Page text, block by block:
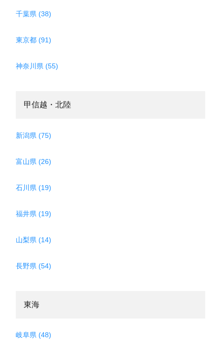
千葉県 (38)
東京都 (91)
神奈川県 (55)
甲信越・北陸
新潟県 (75)
富山県 (26)
石川県 (19)
福井県 (19)
山梨県 (14)
長野県 (54)
東海
岐阜県 (48)